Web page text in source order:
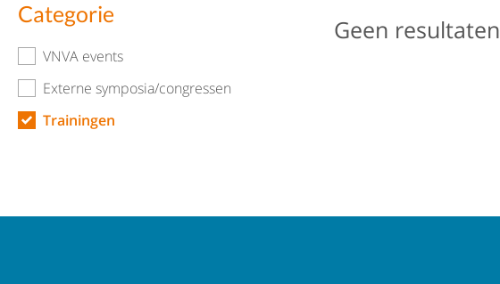
Categorie
VNVA events
Externe symposia/congressen
Trainingen
Geen resultaten